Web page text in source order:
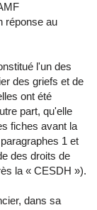
réponse au
l'un des
des griefs et de
ont été
part, qu'elle
fiches avant la
1 et
des droits de
la « CESDH »).
dans sa